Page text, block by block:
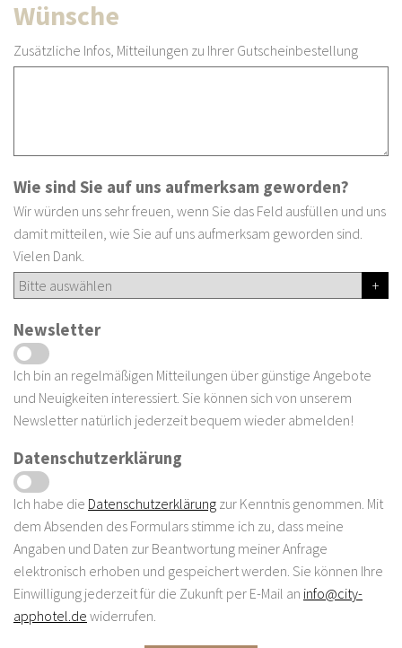
Wünsche
Zusätzliche Infos, Mitteilungen zu Ihrer Gutscheinbestellung
Wie sind Sie auf uns aufmerksam geworden?
Wir würden uns sehr freuen, wenn Sie das Feld ausfüllen und uns
damit mitteilen, wie Sie auf uns aufmerksam geworden sind.
Vielen Dank.
Newsletter
Ich bin an regelmäßigen Mitteilungen über günstige Angebote
und Neuigkeiten interessiert. Sie können sich von unserem
Newsletter natürlich jederzeit bequem wieder abmelden!
Datenschutzerklärung
Ich habe die Datenschutzerklärung zur Kenntnis genommen. Mit
dem Absenden des Formulars stimme ich zu, dass meine
Angaben und Daten zur Beantwortung meiner Anfrage
elektronisch erhoben und gespeichert werden. Sie können Ihre
Einwilligung jederzeit für die Zukunft per E-Mail an info@city-
apphotel.de widerrufen.